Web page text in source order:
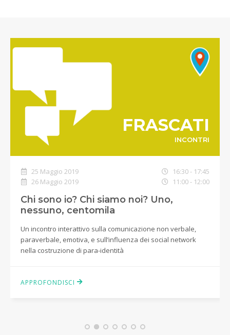
FRASCATI
INCONTRI
25 Maggio 2019
16:30 - 17:45
26 Maggio 2019
11:00 - 12:00
Chi sono io? Chi siamo noi? Uno,
nessuno, centomila
Un incontro interattivo sulla comunicazione non verbale,
paraverbale, emotiva, e sull’influenza dei social network
nella costruzione di para-identità
APPROFONDISCI